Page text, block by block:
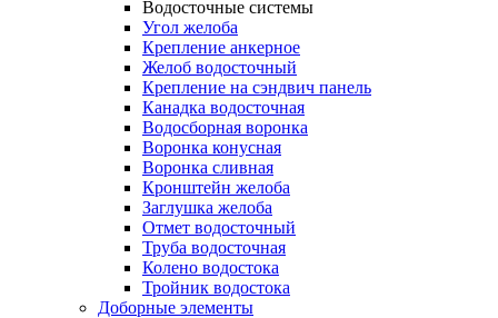
Водосточные системы
Угол желоба
Крепление анкерное
Желоб водосточный
Крепление на сэндвич панель
Канадка водосточная
Водосборная воронка
Воронка конусная
Воронка сливная
Кронштейн желоба
Заглушка желоба
Отмет водосточный
Труба водосточная
Колено водостока
Тройник водостока
Доборные элементы